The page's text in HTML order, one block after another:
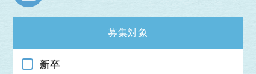
募集対象
新卒